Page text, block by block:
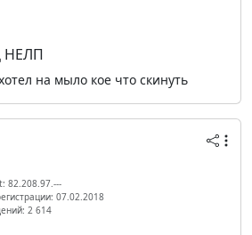
НЕЛП
на мыло кое что скинуть
82.208.97.---
07.02.2018
2 614